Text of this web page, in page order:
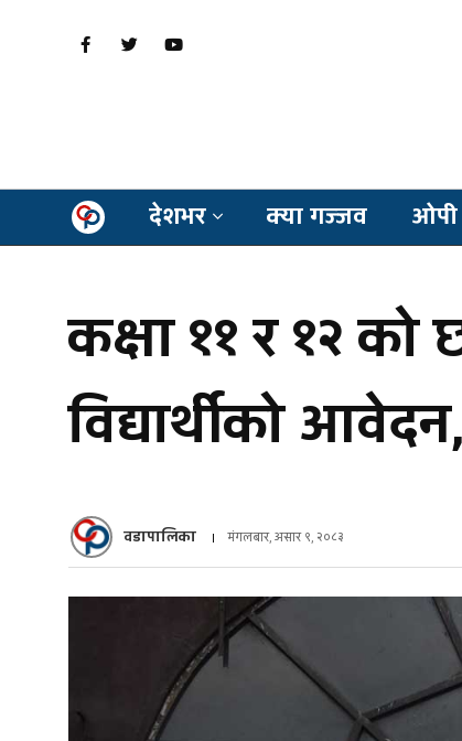
देशभर क्या गज्जव ओपी
कक्षा ११ र १२ को
विद्यार्थीको
वडापालिका मंगलबार, असार ९, २०८३